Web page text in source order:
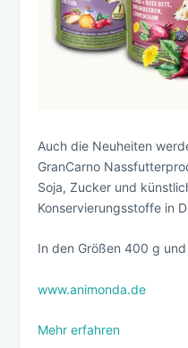
Auch die Neuheiten
GranCarno
Soja, Zucker und
Konservierungsstoffe in
In den Größen 400 g
www.animonda.de
Mehr erfahren